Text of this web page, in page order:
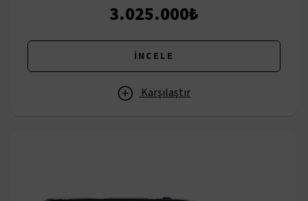
3.025.000₺
İNCELE
Karşılaştır